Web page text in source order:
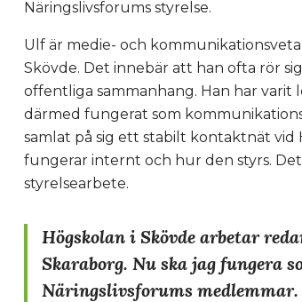
Näringslivsforums styrelse.
Ulf är medie- och
Skövde. Det innebär att han ofta rör
offentliga sammanhang. Han har varit
därmed fungerat som
samlat på sig ett stabilt kontaktnät vid
fungerar internt och hur den styrs.
styrelsearbete.
Högskolan i Skövde arbetar
Skaraborg. Nu ska jag fungera
Näringslivsforums